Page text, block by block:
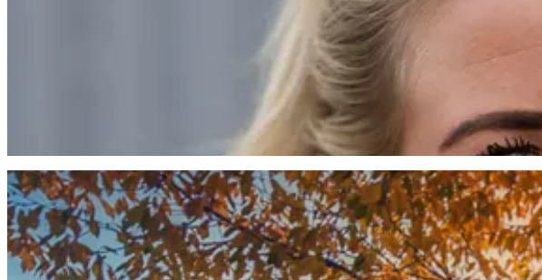
Med ett närvarande och coachande ledarskap skapar Charlotte Olofsson, områdeschef på